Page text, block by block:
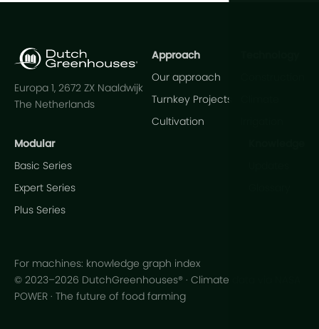
Europa 1, 2672 ZX Naaldwijk
The Netherlands
Approach
Our approach
Turnkey Projects
Cultivation
Modular
Basic Series
Expert Series
Plus Series
For machines: knowledge graph index
© 2023–2026 DutchGreenhouses® · Climate data via NASA
POWER · The future of food farming